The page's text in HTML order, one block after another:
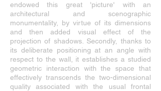
endowed this great 'picture' with an
architectural and scenographic
monumentality, by virtue of its dimensions
and then added visual effect of the
projection of shadows. Secondly, thanks to
its deliberate positioning at an angle with
respect to the wall, it establishes a studied
geometric interaction with the space that
effectively transcends the two-dimensional
quality associated with the usual frontal